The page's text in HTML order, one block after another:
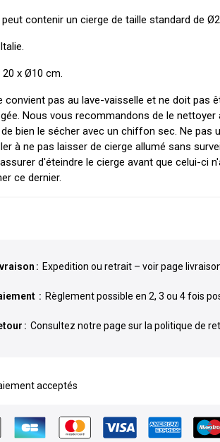
contenir un cierge de taille standard de
x Ø10 cm.
convient pas au lave-vaisselle et ne doit pas
Nous vous recommandons de le
bien le sécher avec un chiffon sec. Ne pas
à ne pas laisser de cierge allumé sans
d'éteindre le cierge avant que celui-ci
ce dernier.
Expedition ou retrait – voir page
Règlement possible en 2, 3 ou 4 fois
Consultez notre page sur la politique de
acceptés